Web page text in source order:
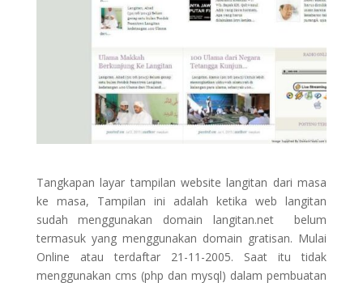
Tangkapan layar tampilan website langitan dari masa
ke masa, Tampilan ini adalah ketika web langitan
sudah menggunakan domain langitan.net belum
termasuk yang menggunakan domain gratisan. Mulai
Online atau terdaftar 21-11-2005. Saat itu tidak
menggunakan cms (php dan mysql) dalam pembuatan